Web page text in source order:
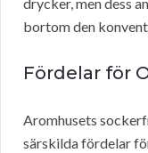
bortom den
Fördelar för
Aromhusets
särskilda fördelar